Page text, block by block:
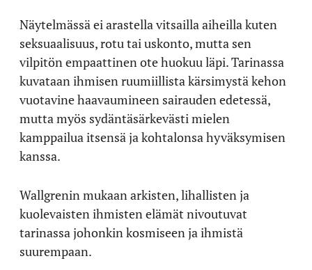
Näytelmässä ei arastella vitsailla aiheilla kuten
seksuaalisuus, rotu tai uskonto, mutta sen
vilpitön empaattinen ote huokuu läpi. Tarinassa
kuvataan ihmisen ruumiillista kärsimystä kehon
vuotavine haavaumineen sairauden edetessä,
mutta myös sydäntäsärkevästi mielen
kamppailua itsensä ja kohtalonsa hyväksymisen
kanssa.
Wallgrenin mukaan arkisten, lihallisten ja
kuolevaisten ihmisten elämät nivoutuvat
tarinassa johonkin kosmiseen ja ihmistä
suurempaan.